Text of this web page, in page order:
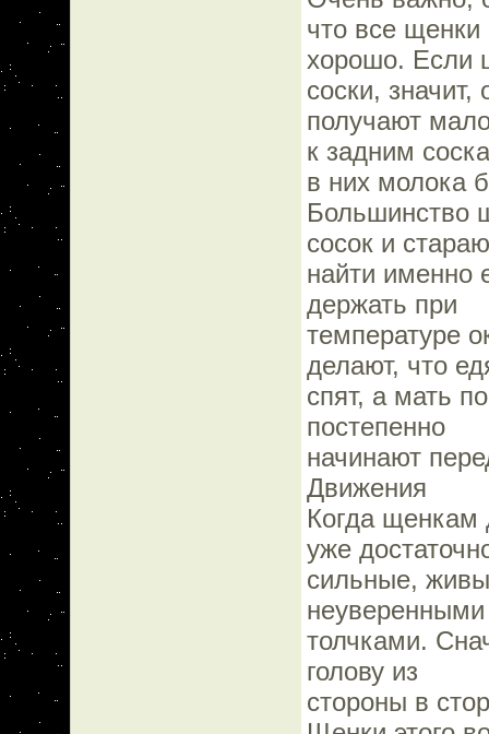
что все щенки
хорошо. Если
соски, значит,
получают
к задним
в них молока
Большинство
сосок и
найти именно
держать при
температуре
делают, что
спят, а мать
постепенно
начинают
Движения
Когда щенкам
уже
сильные,
неуверенными
толчками.
голову из
стороны в